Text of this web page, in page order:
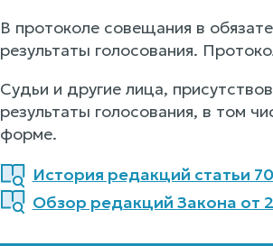
В протоколе совещания в
результаты голосования.
Судьи и другие лица,
результаты голосования, в том
форме.
История редакций статьи
Обзор редакций Закона от